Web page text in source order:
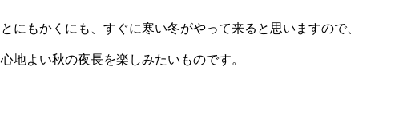
とにもかくにも、すぐに寒い冬がやって来ると思いますので、
心地よい秋の夜長を楽しみたいものです。